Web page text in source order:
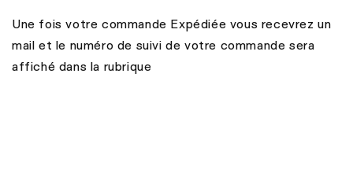
Une fois votre commande Expédiée vous recevrez un
mail et le numéro de suivi de votre commande sera
affiché dans la rubrique